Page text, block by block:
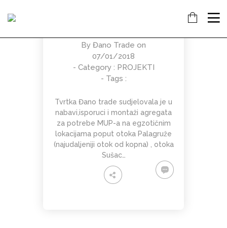
16
OBAVIJEST!
7
2018
NAŠ
DOPRINOS
18
OTVORENA
KAŠTELIMA
14
PROSINAC
2017
ĐANO
TRADE –
ŠTO O
By Đano Trade on
07/01/2018
- Category : PROJEKTI
- Tags :
Tvrtka Đano trade sudjelovala je u
nabavi,isporuci i montaži agregata
za potrebe MUP-a na egzotičnim
lokacijama poput otoka Palagruže
(najudaljeniji otok od kopna) , otoka
Sušac…